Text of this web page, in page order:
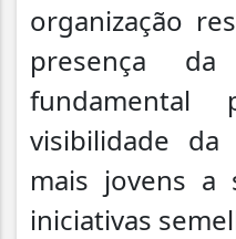
organização
presença
visibilidade
mais jovens a
iniciativas